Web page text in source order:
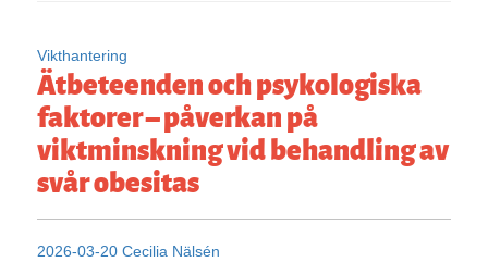
Vikthantering
Ätbeteenden och psykologiska
faktorer – påverkan på
viktminskning vid behandling av
svår obesitas
2026-03-20 Cecilia Nälsén